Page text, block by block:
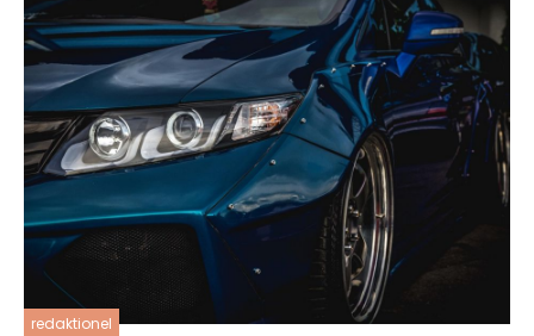
redaktionel